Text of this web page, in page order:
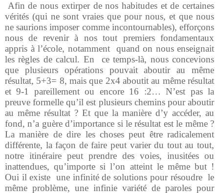
Afin de nous extirper de nos habitudes et de certaines
vérités (qui ne sont vraies que pour nous, et que nous
ne saurions imposer comme incontournables), efforçons
nous de revenir à nos tout premiers fondamentaux
appris à l’école, notamment
quand on nous enseignait
les règles de calcul. En
ce temps-là, nous concevions
que plusieurs opérations pouvait aboutir au même
résultat, 5+3= 8, mais que 2x4 aboutit au même résultat
et 9-1 pareillement ou encore 16 :2… N’est pas la
preuve formelle qu’il est plusieurs chemins pour aboutir
au même résultat ? Et que la manière d’y accéder, au
fond, n’a guère d’importance si le résultat est le même ?
La manière de dire les choses peut être radicalement
différente, la façon de faire peut varier du tout au tout,
notre itinéraire peut prendre des voies, inusitées ou
inattendues, qu’importe si l’on atteint le même but !
Oui il existe une infinité de solutions pour résoudre le
même problème, une infinie variété de paroles pour